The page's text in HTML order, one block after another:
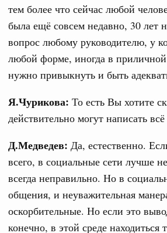
тем более что сейчас любой
была ещё совсем недавно, 30 лет
вопрос любому руководителю, у
любой форме, иногда в
нужно привыкнуть и быть
Я.Чурикова: То есть Вы хотите
действительно могут написать
Д.Медведев: Да, естественно.
всего, в социальные сети лучше
всегда неправильно. Но в
общения, и неуважительная
оскорбительные. Но если это
конечно, в этой среде
В волонтёрский
фестиваля молодёжи
и активных
профессиональное образование
В колледжи и
млн заявлений –
аналогичный период
Вчера
в сфере строительства